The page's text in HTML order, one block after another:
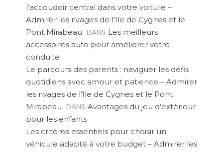
l’accoudoir central dans votre voiture –
Admirer les rivages de l'Ile de Cygnes et le
Pont Mirabeau DANS Les meilleurs
accessoires auto pour améliorer votre
conduite
Le parcours des parents : naviguer les défis
quotidiens avec amour et patience – Admirer
les rivages de l'Ile de Cygnes et le Pont
Mirabeau DANS Avantages du jeu d’extérieur
pour les enfants
Les critères essentiels pour choisir un
véhicule adapté à votre budget – Admirer les